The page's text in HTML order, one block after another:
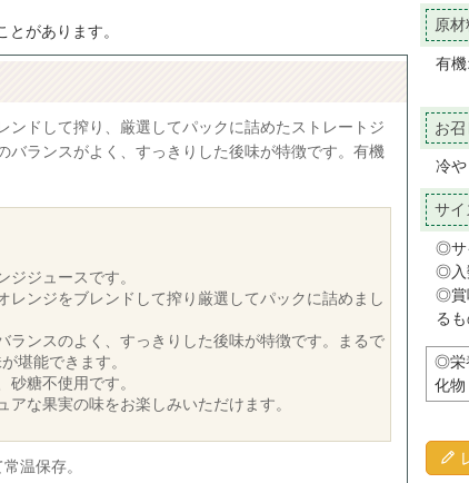
があります。
ンドして搾り、厳選してパックに詰めたストレートジ
バランスがよく、すっきりした後味が特徴です。有機
ジジュースです。
レンジをブレンドして搾り厳選してパックに詰めまし
ランスのよく、すっきりした後味が特徴です。まるで
堪能できます。
砂糖不使用です。
アな果実の味をお楽しみいただけます。
温保存。
原
有機
お
冷や
サイ
◎サ
◎入
◎賞
る
◎栄
化